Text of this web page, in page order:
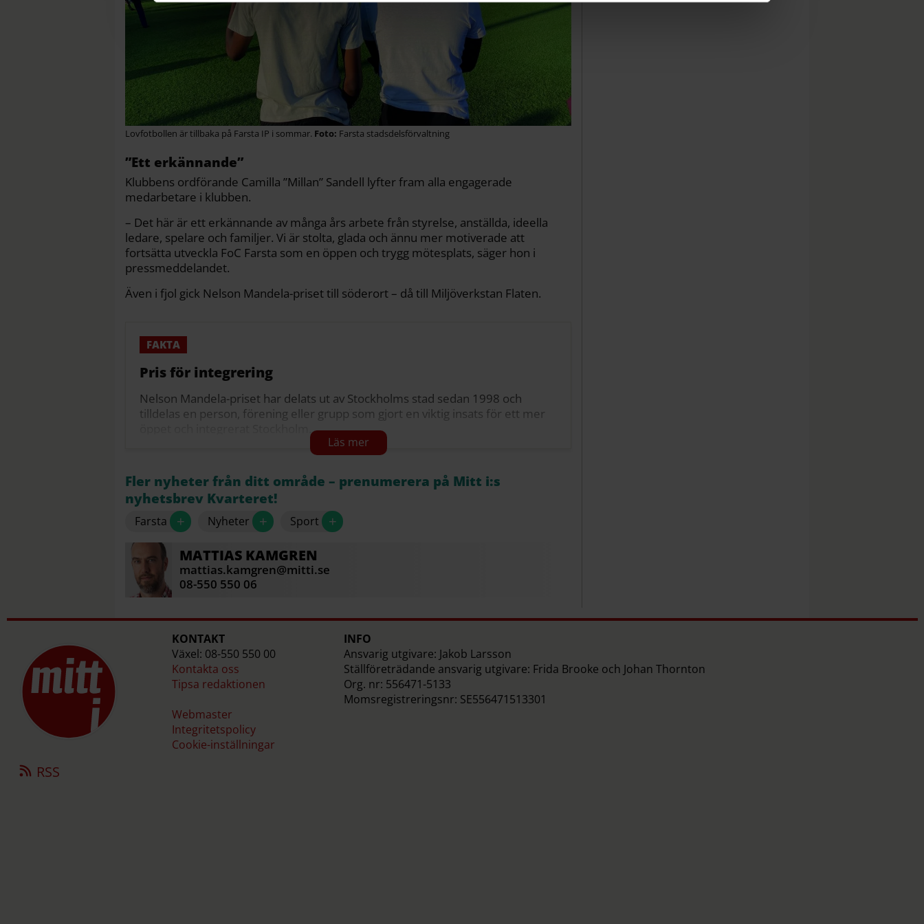
Lovfotbollen är tillbaka på Farsta IP i sommar. Farsta stadsdelsförvaltning
”Ett erkännande”
Klubbens ordförande Camilla ”Millan” Sandell lyfter fram alla engagerade
medarbetare i klubben.
– Det här är ett erkännande av många års arbete från styrelse, anställda, ideella
ledare, spelare och familjer. Vi är stolta, glada och ännu mer motiverade att
fortsätta utveckla FoC Farsta som en öppen och trygg mötesplats, säger hon i
pressmeddelandet.
Även i fjol gick Nelson Mandela-priset till söderort – då till Miljöverkstan Flaten.
Pris för integrering
Nelson Mandela-priset har delats ut av Stockholms stad sedan 1998 och
tilldelas en person, förening eller grupp som gjort en viktig insats för ett mer
Prissumman är 100 000 kronor. Prisutdelningen äger rum i Stockholms
Källa: Stockholms stad
Fler nyheter från ditt område – prenumerera på Mitt i:s
nyhetsbrev Kvarteret!
Farsta + Nyheter + Sport +
MATTIAS KAMGREN
mattias.kamgren@mitti.se
08-550 550 06
KONTAKT
Växel: 08-550 550 00
Kontakta oss
Tipsa redaktionen
Webmaster
Integritetspolicy
Cookie-inställningar
INFO
Ansvarig utgivare: Jakob Larsson
Ställföreträdande ansvarig utgivare: Frida Brooke och Johan Thornton
Org. nr: 556471-5133
Momsregistreringsnr: SE556471513301
RSS